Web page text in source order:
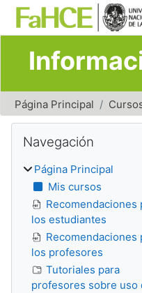
Salta al contenido principal
Página Principal
Bloques
Navegación
Página Principal
Mis cursos
Recomendaciones
los estudiantes
Recomendaciones
los profesores
Tutoriales para
profesores sobre uso